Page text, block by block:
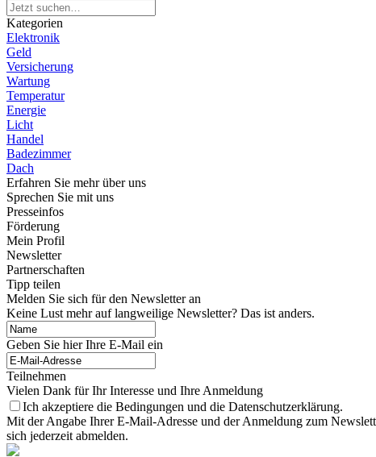
Kategorien
Elektronik
Geld
Versicherung
Wartung
Temperatur
Energie
Licht
Handel
Badezimmer
Dach
Erfahren Sie mehr über uns
Sprechen Sie mit uns
Presseinfos
Förderung
Mein Profil
Newsletter
Partnerschaften
Tipp teilen
Melden Sie sich für den Newsletter an
Keine Lust mehr auf langweilige Newsletter? Das ist anders.
Geben Sie hier Ihre E-Mail ein
Teilnehmen
Vielen Dank für Ihr Interesse und Ihre Anmeldung
Ich akzeptiere die Bedingungen und die Datenschutzerklärung.
Mit der Angabe Ihrer E-Mail-Adresse und der Anmeldung zum
sich jederzeit abmelden.